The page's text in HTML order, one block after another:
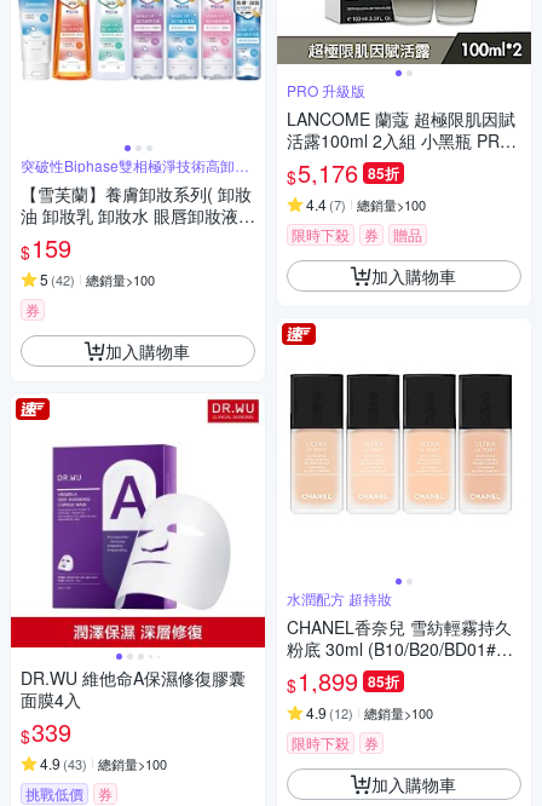
突破性Biphase雙相極淨技術高卸妝
力
【雪芙蘭】養膚卸妝系列( 卸妝
油 卸妝乳 卸妝水 眼唇卸妝液
洗卸潔面乳 )
$159
5 (42) 總銷量>100
券
加入購物車
DR.WU 維他命A保濕修復膠囊
面膜4入
$339
4.9 (43) 總銷量>100
挑戰低價 券
PRO 升級版
LANCOME 蘭蔻 超極限肌因賦
活露100ml 2入組 小黑瓶 PRO
升級版 國際航空版
$5,176 85折
4.4(7) 總銷量>100
限時下殺 券 贈品
加入購物車
水潤配方 超持妝
CHANEL香奈兒 雪紡輕霧持久
粉底 30ml (B10/B20/BD01#BD
11)
$1,899 85折
4.9 (12) 總銷量>100
限時下殺 券
加入購物車